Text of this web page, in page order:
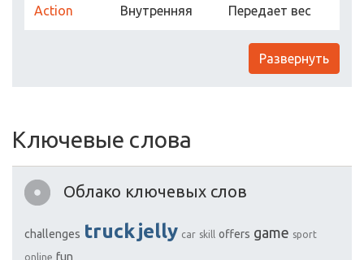
Action Внутренняя Передает вес
Развернуть
Ключевые слова
Облако ключевых слов
challenges truckjelly car skill offers game sport
online fun